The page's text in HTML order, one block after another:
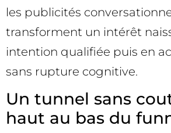
les publicités
transforment un intérêt
intention qualifiée puis en
sans rupture cognitive.
Un tunnel sans
haut au bas du